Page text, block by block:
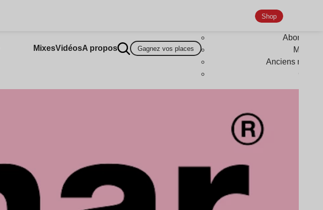
MixesVidéosA propos Gagnez vos places
Shop
Anciens